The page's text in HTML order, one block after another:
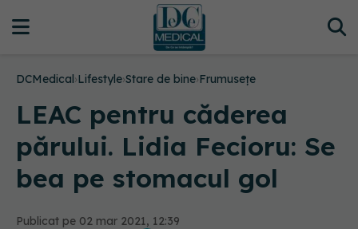
DCMedical›Lifestyle›Stare de bine›Frumusețe
LEAC pentru căderea
părului. Lidia Fecioru: Se
bea pe stomacul gol
Publicat pe 02 mar 2021, 12:39